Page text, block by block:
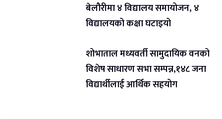
बेलौरीमा ४ विद्यालय समायोजन, ४
विद्यालयको कक्षा घटाइयो
शोभाताल मध्यवर्ती सामुदायिक वनको
विशेष साधारण सभा सम्पन्न,१४८ जना
विद्यार्थीलाई आर्थिक सहयोग